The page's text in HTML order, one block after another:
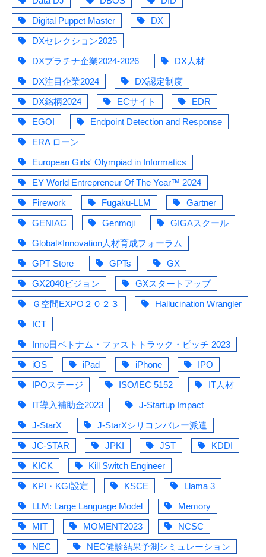
Digital Puppet Master
DX
DXセレクション2025
DXプラチナ企業2024-2026
DX人材
DX注目企業2024
DX認定制度
DX銘柄2024
ECサイト
EDR
EGOI
Endpoint Detection and Response
ERA ローン
European Girls' Olympiad in Informatics
EY World Entrepreneur Of The Year™ 2024
Firework
Fugaku-LLM
Gartner
GENIAC
Genmoji
GIGAスクール
Global×Innovation人材育成フォーラム
GPT Store
GPTs
GX
GX2040ビジョン
GXスタートアップ
Ｇ空間EXPO２０２３
Hallucination Wrangler
ICT
Inno日ベトナム・ファストトラック・ピッチ 2023
iOS
iPad iPhone
IPO
IPOステージ
ISO/IEC 5152
IT人材
IT導入補助金2023
J-Startup Impact
J-StarX
J-StarXシリコンバレー派遣
JC-STAR
JPKI JST
KDDI
KICK
Kill Switch Engineer
KPI・KGI設定
KSCE
Llama 3
LLM: Large Language Model
Memory
MIT
MOMENT2023
NCSC
NEC
NEC健診結果予測シミュレーション